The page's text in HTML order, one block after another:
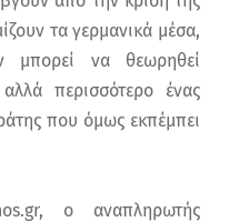
τα γερμανικά μέσα,
μπορεί να θεωρηθεί
περισσότερο ένας
που όμως εκπέμπει
ο αναπληρωτής